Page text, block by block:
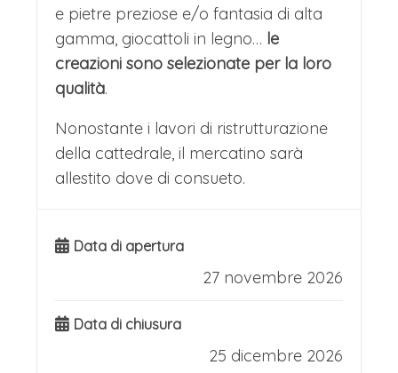
e pietre preziose e/o fantasia di alta
gamma, giocattoli in legno… le
creazioni sono selezionate per la loro
qualità.
Nonostante i lavori di ristrutturazione
della cattedrale, il mercatino sarà
allestito dove di consueto.
Data di apertura
27 novembre 2026
Data di chiusura
25 dicembre 2026